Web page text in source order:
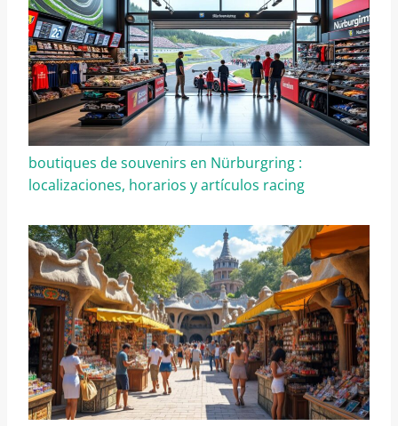
boutiques de souvenirs en Nürburgring :
localizaciones, horarios y artículos racing